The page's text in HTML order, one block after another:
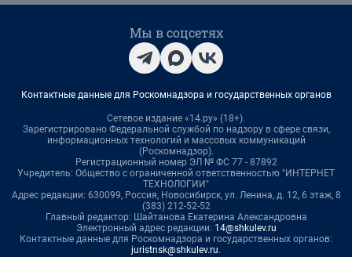
Мы в соцсетях
Контактные данные для Роскомнадзора и государственных органов
Сетевое издание «14.ру» (18+).
Зарегистрировано Федеральной службой по надзору в сфере связи,
информационных технологий и массовых коммуникаций
(Роскомнадзор).
Регистрационный номер ЭЛ № ФС 77 - 87892
Учредитель: Общество с ограниченной ответственностью "ИНТЕРНЕТ
ТЕХНОЛОГИИ"
Адрес редакции: 630099, Россия, Новосибирск, ул. Ленина, д. 12, 6 этаж, 8
(383) 212-52-52
Главный редактор: Шайтанова Екатерина Александровна
Электронный адрес редакции: 14@shkulev.ru
Контактные данные для Роскомнадзора и государственных органов:
juristnsk@shkulev.ru.